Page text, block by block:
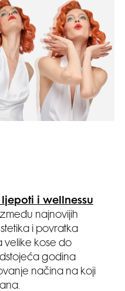
i wellnessu
najnovijih
i povratka
velike kose do
godina
načina na koji